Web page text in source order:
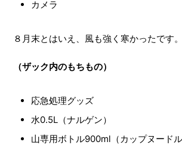
カメラ
８月末とはいえ、風も強く寒かったです
（ザック内のもちもの）
応急処理グッズ
水0.5L（ナルゲン）
山専用ボトル900ml（カップヌード